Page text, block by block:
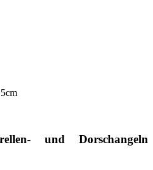
und Dorschangeln